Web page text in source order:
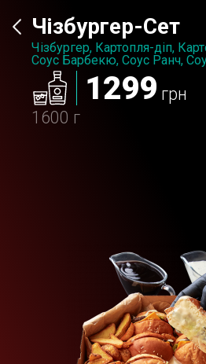
Чізбургер-Сет
Чізбургер, Картопля-діп,
Соус Барбекю, Соус Ранч,
1299 грн
1600 г